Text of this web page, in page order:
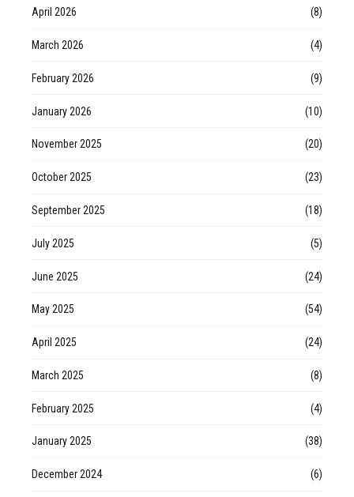
April 2026 (8)
March 2026 (4)
February 2026 (9)
January 2026 (10)
November 2025 (20)
October 2025 (23)
September 2025 (18)
July 2025 (5)
June 2025 (24)
May 2025 (54)
April 2025 (24)
March 2025 (8)
February 2025 (4)
January 2025 (38)
December 2024 (6)